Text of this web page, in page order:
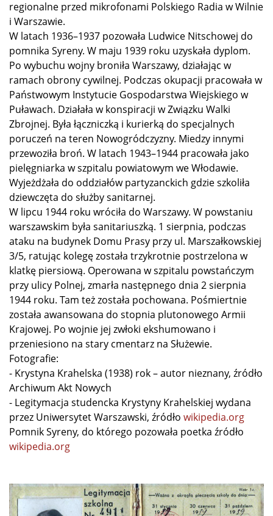
regionalne przed mikrofonami Polskiego Radia w Wilnie
i Warszawie.
W latach 1936–1937 pozowała Ludwice Nitschowej do
pomnika Syreny. W maju 1939 roku uzyskała dyplom.
Po wybuchu wojny broniła Warszawy, działając w
ramach obrony cywilnej. Podczas okupacji pracowała w
Państwowym Instytucie Gospodarstwa Wiejskiego w
Puławach. Działała w konspiracji w Związku Walki
Zbrojnej. Była łączniczką i kurierką do specjalnych
poruczeń na teren Nowogródczyzny. Miedzy innymi
przewoziła broń. W latach 1943–1944 pracowała jako
pielęgniarka w szpitalu powiatowym we Włodawie.
Wyjeżdżała do oddziałów partyzanckich gdzie szkoliła
dziewczęta do służby sanitarnej.
W lipcu 1944 roku wróciła do Warszawy. W powstaniu
warszawskim była sanitariuszką. 1 sierpnia, podczas
ataku na budynek Domu Prasy przy ul. Marszałkowskiej
3/5, ratując kolegę została trzykrotnie postrzelona w
klatkę piersiową. Operowana w szpitalu powstańczym
przy ulicy Polnej, zmarła następnego dnia 2 sierpnia
1944 roku. Tam też została pochowana. Pośmiertnie
została awansowana do stopnia plutonowego Armii
Krajowej. Po wojnie jej zwłoki ekshumowano i
przeniesiono na stary cmentarz na Służewie.
Fotografie:
- Krystyna Krahelska (1938) rok – autor nieznany, źródło
Archiwum Akt Nowych
- Legitymacja studencka Krystyny Krahelskiej wydana
przez Uniwersytet Warszawski, źródło wikipedia.org
Pomnik Syreny, do którego pozowała poetka źródło
wikipedia.org